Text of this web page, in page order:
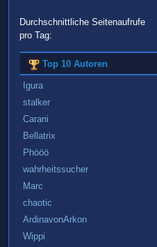
Durchschnittliche Seitenaufrufe
pro Tag:
Top 10 Autoren
Igura
stalker
Carani
Bellatrix
Phööö
wahrheitssucher
Marc
chaotic
ArdinavonArkon
Wippi